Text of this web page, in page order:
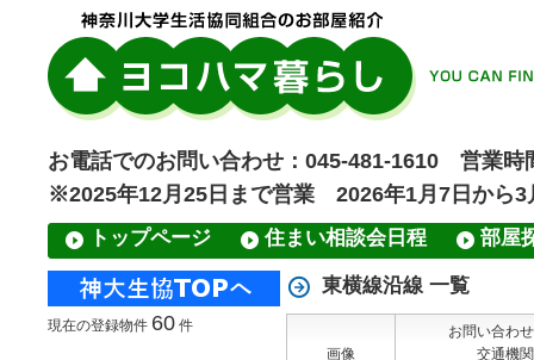
お電話でのお問い合わせ：045-481-1610 営
※2025年12月25日まで営業 2026年1月7日から
トップページ 住まい相談会日程 部屋
東横線沿線 一覧
画像
お問い合わ
交通機関
現在の登録物件 60 件